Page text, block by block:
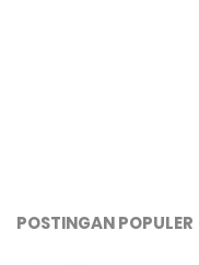
POSTINGAN POPULER